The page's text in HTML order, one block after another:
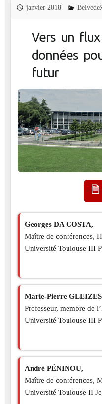
janvier 2018
Vers un
données
futur
Georges DA COSTA,
Maître de conférences,
Université Toulouse III
Marie-Pierre
Professeur, membre de
Université Toulouse III
André PÉNINOU,
Maître de conférences,
Université Toulouse II